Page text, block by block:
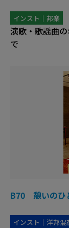
インスト｜邦楽
演歌・歌謡曲
で
B70 憩いのひ
インスト｜洋邦混